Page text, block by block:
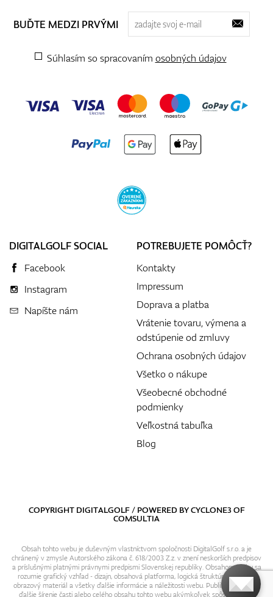
BUĎTE MEDZI PRVÝMI
Súhlasím so spracovaním osobných údajov
DIGITALGOLF SOCIAL
Facebook
Instagram
Napíšte nám
POTREBUJETE POMÔCŤ?
Kontakty
Impressum
Doprava a platba
Vrátenie tovaru, výmena a
odstúpenie od zmluvy
Ochrana osobných údajov
Všetko o nákupe
Všeobecné obchodné
podmienky
Veľkostná tabuľka
Blog
COPYRIGHT DIGITALGOLF / POWERED BYCYCLONE3OF
COMSULTIA
Obsah tohto webu je duševným vlastníctvom spoločnosti DigitalGolf s.r.o. a je
chránený v zmysle Autorského zákona č. 618/2003 Z.z. v znení neskorších predpisov
a príslušnými platnými právnymi predpismi Slovenskej republiky. Obsahom webu sa
rozumie grafický vzhľad - dizajn, obsahová platforma, logická štruktúra, textový i
obrazový materiál a všetky ďalšie informácie a náležitosti webu. Publikovanie resp.
ďalšie šírenie časti alebo celého obsahu tohto webu akýmkoľvek spôsobom bez